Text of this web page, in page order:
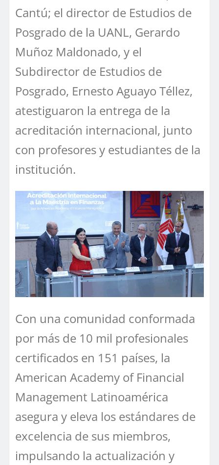
Cantú; el director de Estudios de
Posgrado de la UANL, Gerardo
Muñoz Maldonado, y el
Subdirector de Estudios de
Posgrado, Ernesto Aguayo Téllez,
atestiguaron la entrega de la
acreditación internacional, junto
con profesores y estudiantes de la
institución.
Con una comunidad conformada
por más de 10 mil profesionales
certificados en 151 países, la
American Academy of Financial
Management Latinoamérica
asegura y eleva los estándares de
excelencia de sus miembros,
impulsando la actualización y